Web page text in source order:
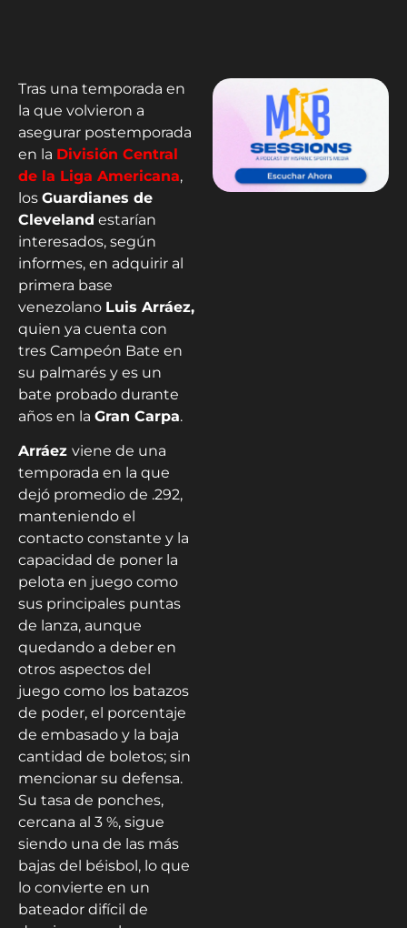
Tras una temporada en
la que volvieron a
asegurar postemporada
en la División Central
de la Liga Americana,
los Guardianes de
Cleveland estarían
interesados, según
informes, en adquirir al
primera base
venezolano Luis Arráez,
quien ya cuenta con
tres Campeón Bate en
su palmarés y es un
bate probado durante
años en la Gran Carpa.
Arráez viene de una
temporada en la que
dejó promedio de .292,
manteniendo el
contacto constante y la
capacidad de poner la
pelota en juego como
sus principales puntas
de lanza, aunque
quedando a deber en
otros aspectos del
juego como los batazos
de poder, el porcentaje
de embasado y la baja
cantidad de boletos; sin
mencionar su defensa.
Su tasa de ponches,
cercana al 3 %, sigue
siendo una de las más
bajas del béisbol, lo que
lo convierte en un
bateador difícil de